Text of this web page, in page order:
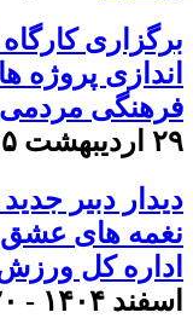
برگزاری
اندازی
فرهنگی
۲۹ اردیبهشت ۱۴۰۵ - ۱۱:۲۸
دیدار دبیر
نغمه های عشق
اداره کل
اسفند ۱۴۰۴ - ۱۲:۲۰